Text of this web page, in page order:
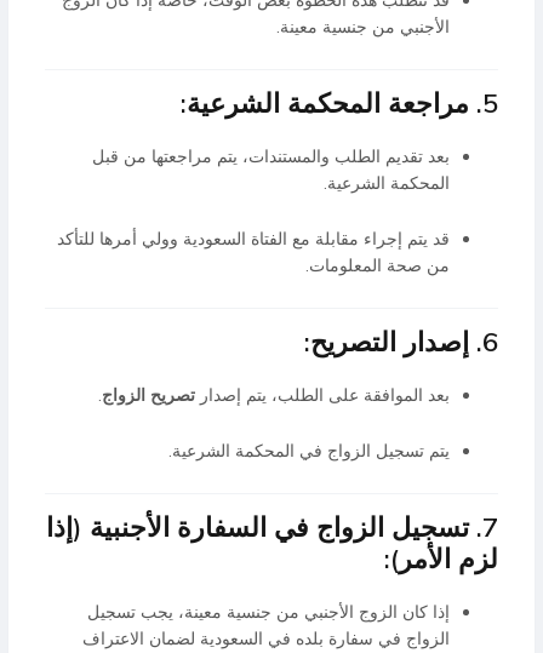
الأجنبي من جنسية معينة.
5. مراجعة المحكمة الشرعية:
بعد تقديم الطلب والمستندات، يتم مراجعتها من قبل
المحكمة الشرعية.
قد يتم إجراء مقابلة مع الفتاة السعودية وولي أمرها للتأكد
من صحة المعلومات.
6. إصدار التصريح:
بعد الموافقة على الطلب، يتم إصدار تصريح الزواج.
يتم تسجيل الزواج في المحكمة الشرعية.
7. تسجيل الزواج في السفارة الأجنبية (إذا
لزم الأمر):
إذا كان الزوج الأجنبي من جنسية معينة، يجب تسجيل
الزواج في سفارة بلده في السعودية لضمان الاعتراف